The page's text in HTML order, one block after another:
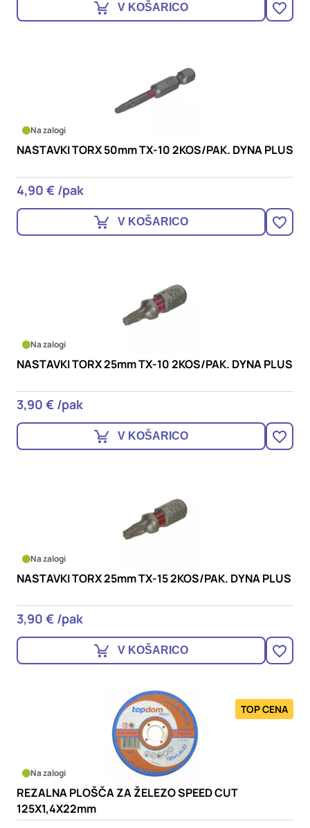
V KOŠARICO
Na zalogi
NASTAVKI TORX 50mm TX-10 2KOS/PAK. DYNA PLUS
4,90 € /pak
V KOŠARICO
Na zalogi
NASTAVKI TORX 25mm TX-10 2KOS/PAK. DYNA PLUS
3,90 € /pak
V KOŠARICO
Na zalogi
NASTAVKI TORX 25mm TX-15 2KOS/PAK. DYNA PLUS
3,90 € /pak
V KOŠARICO
TOP CENA
Na zalogi
REZALNA PLOŠČA ZA ŽELEZO SPEED CUT
125X1,4X22mm